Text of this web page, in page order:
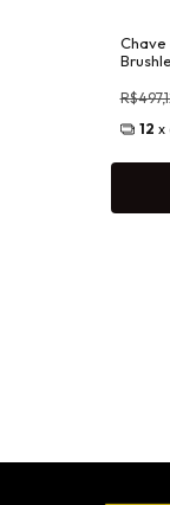
Chave
12 x